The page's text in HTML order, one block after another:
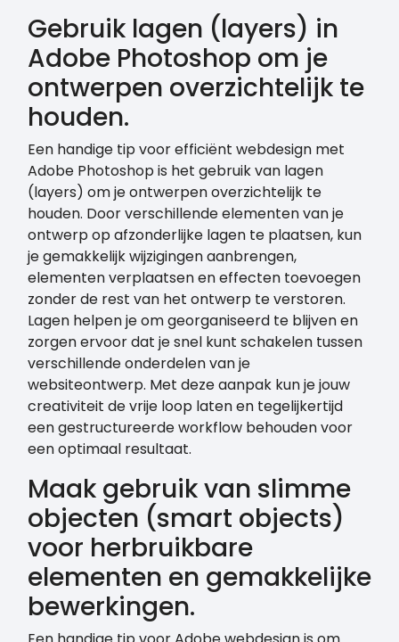
Gebruik lagen (layers) in
Adobe Photoshop om je
ontwerpen overzichtelijk te
houden.
Een handige tip voor efficiënt webdesign met
Adobe Photoshop is het gebruik van lagen
(layers) om je ontwerpen overzichtelijk te
houden. Door verschillende elementen van je
ontwerp op afzonderlijke lagen te plaatsen, kun
je gemakkelijk wijzigingen aanbrengen,
elementen verplaatsen en effecten toevoegen
zonder de rest van het ontwerp te verstoren.
Lagen helpen je om georganiseerd te blijven en
zorgen ervoor dat je snel kunt schakelen tussen
verschillende onderdelen van je
websiteontwerp. Met deze aanpak kun je jouw
creativiteit de vrije loop laten en tegelijkertijd
een gestructureerde workflow behouden voor
een optimaal resultaat.
Maak gebruik van slimme
objecten (smart objects)
voor herbruikbare
elementen en gemakkelijke
bewerkingen.